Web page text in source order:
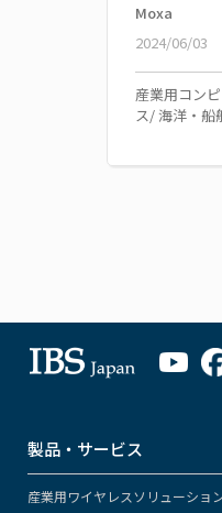
Moxa
2024/06/03
産業用コン
ス/ 海洋・船
製品・サービス
産業用ワイヤレスソリューショ